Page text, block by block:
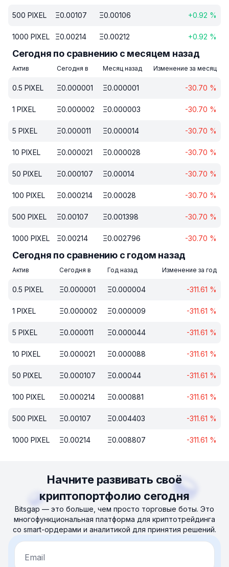
500 PIXEL Ξ0.00107 Ξ0.00106 +0.92 %
1000 PIXEL Ξ0.00214 Ξ0.00212 +0.92 %
Сегодня по сравнению с месяцем назад
Актив Сегодня в Месяц назад Изменение за месяц
0.5 PIXEL Ξ0.000001 Ξ0.000001 -30.70 %
1 PIXEL Ξ0.000002 Ξ0.000003 -30.70 %
5 PIXEL Ξ0.000011 Ξ0.000014 -30.70 %
10 PIXEL Ξ0.000021 Ξ0.000028 -30.70 %
50 PIXEL Ξ0.000107 Ξ0.00014 -30.70 %
100 PIXEL Ξ0.000214 Ξ0.00028 -30.70 %
500 PIXEL Ξ0.00107 Ξ0.001398 -30.70 %
1000 PIXEL Ξ0.00214 Ξ0.002796 -30.70 %
Сегодня по сравнению с годом назад
Актив Сегодня в Год назад Изменение за год
0.5 PIXEL Ξ0.000001 Ξ0.000004 -311.61 %
1 PIXEL Ξ0.000002 Ξ0.000009 -311.61 %
5 PIXEL Ξ0.000011 Ξ0.000044 -311.61 %
10 PIXEL Ξ0.000021 Ξ0.000088 -311.61 %
50 PIXEL Ξ0.000107 Ξ0.00044 -311.61 %
100 PIXEL Ξ0.000214 Ξ0.000881 -311.61 %
500 PIXEL Ξ0.00107 Ξ0.004403 -311.61 %
1000 PIXEL Ξ0.00214 Ξ0.008807 -311.61 %
Начните развивать своё
криптопортфолио сегодня
Bitsgap — это больше, чем просто торговые боты. Это
многофункциональная платформа для криптотрейдинга
со smart-ордерами и аналитикой для принятия решений.
Email